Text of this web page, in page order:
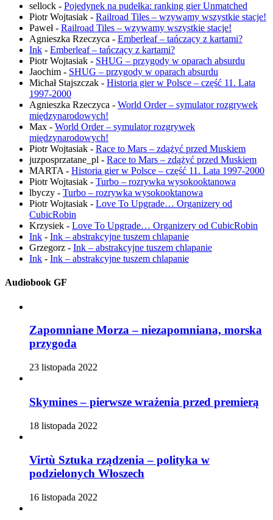
sellock - Pojedynek na pudełka: ranking gier Unmatched
Piotr Wojtasiak - Railroad Tiles – wzywamy wszystkie stacje!
Paweł- Railroad Tiles – wzywamy wszystkie stacje!
Agnieszka Rzeczyca - Emberleaf – tańczący z kartami?
Ink - Emberleaf – tańczący z kartami?
Piotr Wojtasiak - SHUG – przygody w oparach absurdu
Jaochim - SHUG – przygody w oparach absurdu
Michał Stajszczak - Historia gier w Polsce – część 11. Lata
1997-2000
Agnieszka Rzeczyca - World Order – symulator rozgrywek
międzynarodowych!
Max - World Order – symulator rozgrywek
międzynarodowych!
Piotr Wojtasiak - Race to Mars – zdążyć przed Muskiem
juzposprzatane_pl - Race to Mars – zdążyć przed Muskiem
MARTA - Historia gier w Polsce – część 11. Lata 1997-2000
Piotr Wojtasiak - Turbo – rozrywka wysokooktanowa
lbyczy - Turbo – rozrywka wysokooktanowa
Piotr Wojtasiak - Love To Upgrade… Organizery od
CubicRobin
Krzysiek - Love To Upgrade… Organizery od CubicRobin
Ink - Ink – abstrakcyjne tuszem chlapanie
Grzegorz - Ink – abstrakcyjne tuszem chlapanie
Ink - Ink – abstrakcyjne tuszem chlapanie
Audiobook GF
Zapomniane Morza – niezapomniana, morska
przygoda
23 listopada 2022
Skymines – pierwsze wrażenia przed premierą
18 listopada 2022
Virtù Sztuka rządzenia – polityka w
podzielonych Włoszech
16 listopada 2022